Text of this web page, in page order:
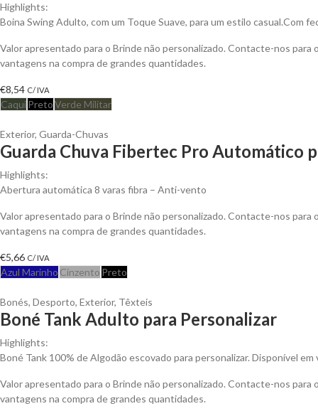
Highlights:
Boina Swing Adulto, com um Toque Suave, para um estilo casual.Com
Valor apresentado para o Brinde não personalizado. Contacte-nos para
vantagens na compra de grandes quantidades.
€8,54 C/ IVA
CaquiPretoVerde Militar
Exterior, Guarda-Chuvas
Guarda Chuva Fibertec Pro Automático
Highlights:
Abertura automática 8 varas fibra – Anti-vento
Valor apresentado para o Brinde não personalizado. Contacte-nos para
vantagens na compra de grandes quantidades.
€5,66 C/ IVA
Azul Marinho Cinzento Preto
Bonés, Desporto, Exterior, Têxteis
Boné Tank Adulto para Personalizar
Highlights:
Boné Tank 100% de Algodão escovado para personalizar. Disponível em
Valor apresentado para o Brinde não personalizado. Contacte-nos para
vantagens na compra de grandes quantidades.